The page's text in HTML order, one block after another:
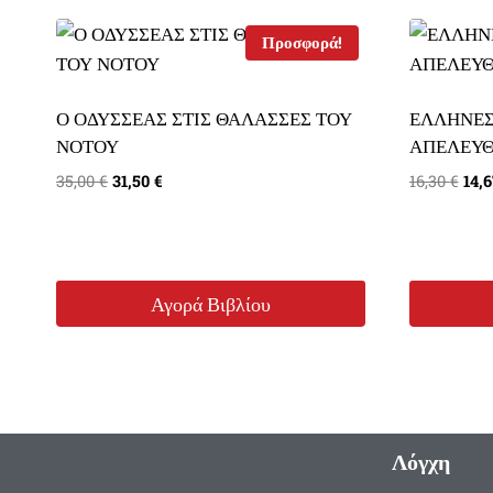
Προσφορά!
Ο ΟΔΥΣΣΕΑΣ ΣΤΙΣ ΘΑΛΑΣΣΕΣ ΤΟΥ
ΝΟΤΟΥ
35,00€ Original
31,50 €
31,50 €.
Αγορά Βιβλίου
16,30€
Λόγχη